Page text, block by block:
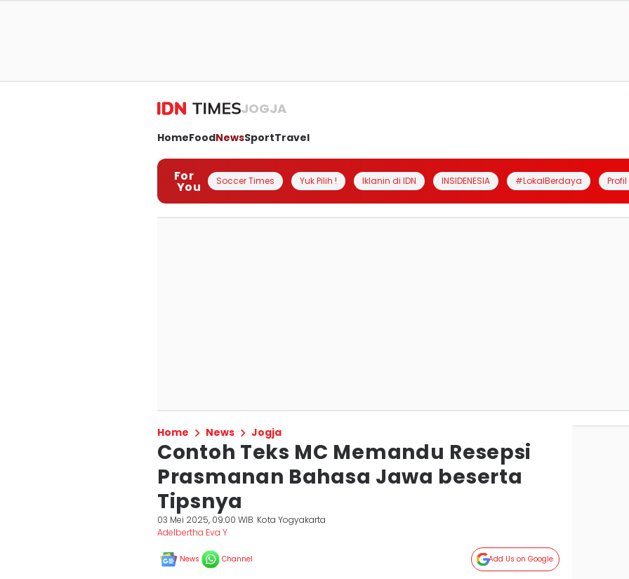
JOGJA
HomeFoodNewsSportTravel
For
You Soccer Times Yuk Pilih ! Iklanin di IDN INSIDENESIA #LokalBerdaya
Home News Jogja
Contoh Teks MC Memandu Resepsi
Prasmanan Bahasa Jawa beserta
Tipsnya
03 Mei 2025, 09:00 WIB Kota Yogyakarta
Adelbertha Eva Y
News Channel Add Us on Google